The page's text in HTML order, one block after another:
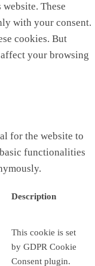
These
with your consent.
cookies. But
your browsing
for the website to
functionalities
Description
This cookie is set
by GDPR Cookie
Consent plugin.